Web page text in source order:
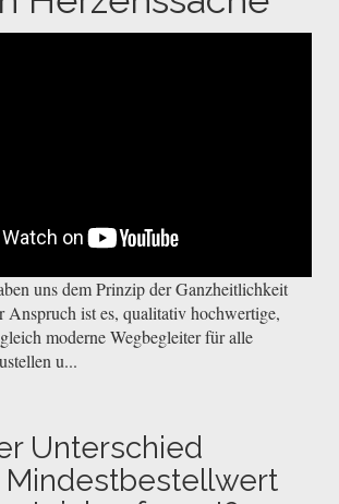
uns dem Prinzip der Ganzheitlichkeit
Anspruch ist es, qualitativ hochwertige,
moderne Wegbegleiter für alle
u...
Unterschied
Mindestbestellwert